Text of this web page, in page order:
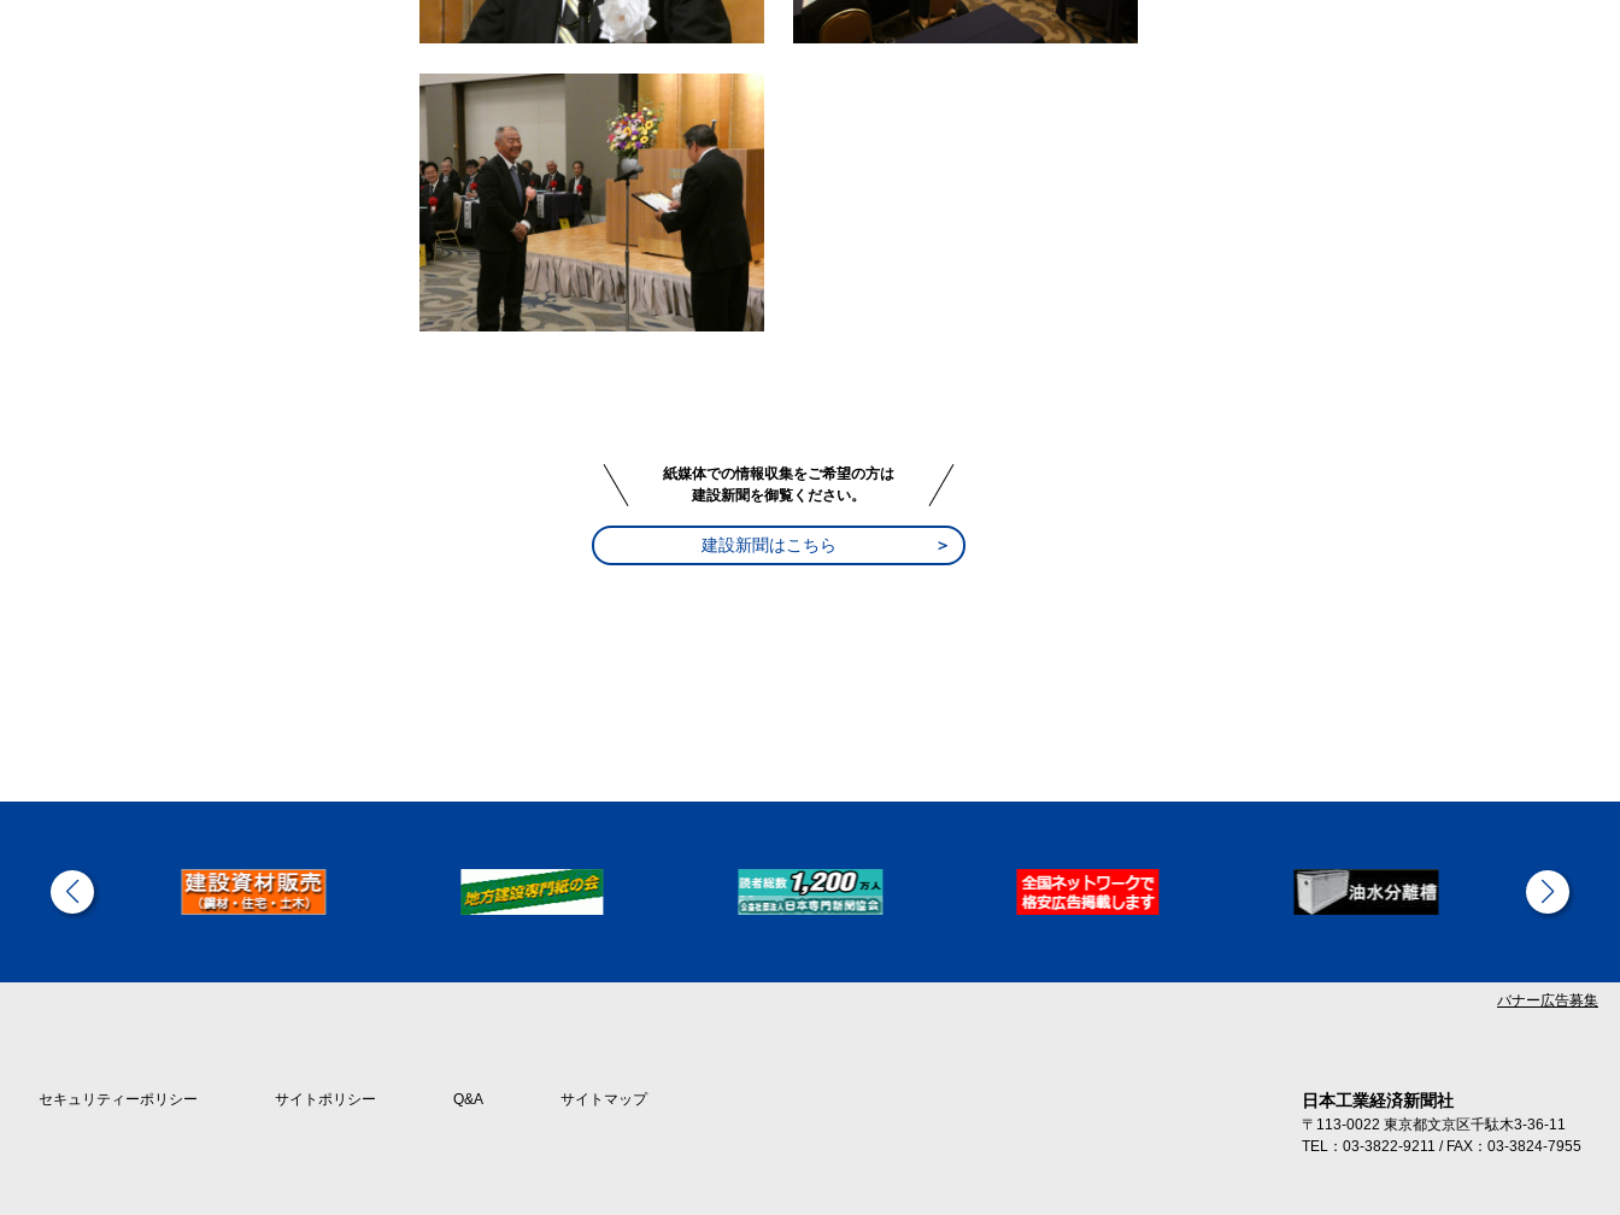
紙媒体での情報収集をご希望の方は
建設新聞を御覧ください。
建設新聞はこちら
バナー広告募集
セキュリティーポリシー サイトポリシー Q&A サイトマップ 日本工業経済新聞社
〒113-0022 東京都文京区千駄木3-36-11
TEL：03-3822-9211 / FAX：03-3824-7955